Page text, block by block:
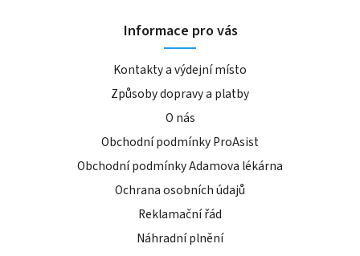
Informace pro vás
Kontakty a výdejní místo
Způsoby dopravy a platby
O nás
Obchodní podmínky ProAsist
Obchodní podmínky Adamova lékárna
Ochrana osobních údajů
Reklamační řád
Náhradní plnění